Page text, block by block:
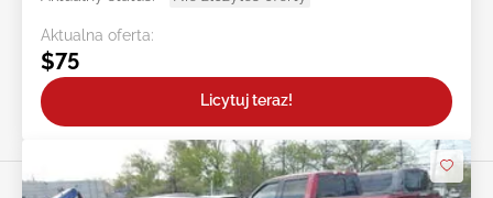
Aktualna oferta:
$75
Licytuj teraz!